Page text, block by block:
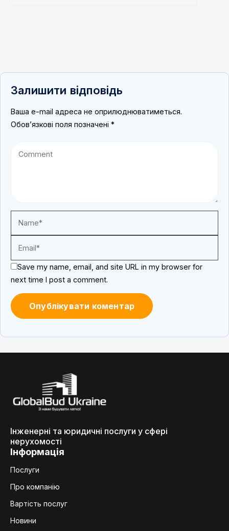
Залишити відповідь
Ваша e-mail адреса не оприлюднюватиметься.
Обов’язкові поля позначені *
Save my name, email, and site URL in my browser for
next time I post a comment.
Інженерні та юридичні послуги у сфері
нерухомості
Інформація
Послуги
Про компанію
Вартість послуг
Новини